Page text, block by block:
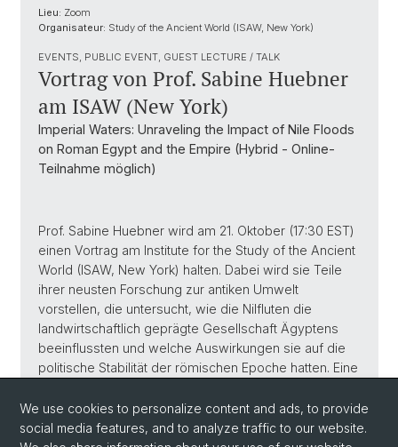
Lieu: Zoom
Organisateur: Study of the Ancient World (ISAW, New York)
EVENTS, PUBLIC EVENT, GUEST LECTURE / TALK
Vortrag von Prof. Sabine Huebner
am ISAW (New York)
Imperial Waters: Unraveling the Impact of Nile Floods
on Roman Egypt and the Empire (Hybrid - Online-
Teilnahme möglich)
Prof. Sabine Huebner wird am 21. Oktober (17:30 EST)
einen Vortrag am Institute for the Study of the Ancient
World (ISAW, New York) halten. Dabei wird sie Teile
ihrer neusten Forschung zur antiken Umwelt
vorstellen, die untersucht, wie die Nilfluten die
landwirtschaftlich geprägte Gesellschaft Ägyptens
beeinflussten und welche Auswirkungen sie auf die
politische Stabilität der römischen Epoche hatten. Eine
https://isaw.nyu.edu/events/isawlib-huebner-
nilefloods
We use cookies to personalize content and ads, to provide
social media features, and to analyze traffic to our website.